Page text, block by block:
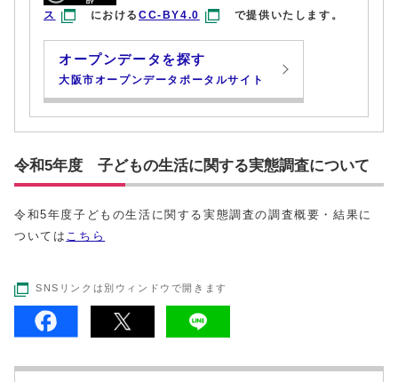
ス
におけるCC-BY4.0 で提供いたします。
オープンデータを探す
大阪市オープンデータポータルサイト
令和5年度 子どもの生活に関する実態調査について
令和5年度子どもの生活に関する実態調査の調査概要・結果に
ついては こちら
SNSリンクは別ウィンドウで開きます